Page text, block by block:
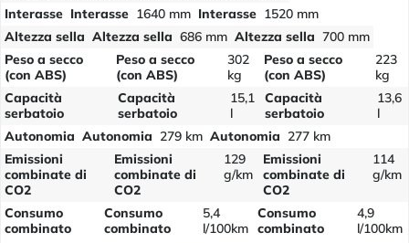
Interasse Interasse 1640 mm Interasse 1520 mm
Altezza sella Altezza sella 686 mm Altezza sella 700 mm
Peso a secco
(con ABS)
Peso a secco
(con ABS)
302
kg
Peso a secco
(con ABS)
223
kg
Capacità
serbatoio
Capacità
serbatoio
15,1
l
Capacità
serbatoio
13,6
l
Autonomia Autonomia 279 km Autonomia 277 km
Emissioni
combinate di
CO2
Emissioni
combinate di
CO2
129
g/km
Emissioni
combinate di
CO2
114
g/km
Consumo
combinato
Consumo
combinato
5,4
l/100km
Consumo
combinato
4,9
l/100km